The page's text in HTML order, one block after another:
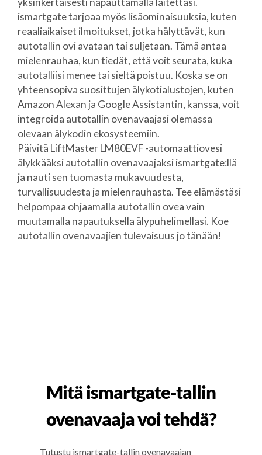
ismartgate tarjoaa myös lisäominaisuuksia, kuten
reaaliaikaiset ilmoitukset, jotka hälyttävät, kun
autotallin ovi avataan tai suljetaan. Tämä antaa
mielenrauhaa, kun tiedät, että voit seurata, kuka
autotalliisi menee tai sieltä poistuu. Koska se on
yhteensopiva suosittujen älykotialustojen, kuten
Amazon Alexan ja Google Assistantin, kanssa, voit
integroida autotallin ovenavaajasi olemassa
olevaan älykodin ekosysteemiin.
Päivitä LiftMaster LM80EVF -automaattiovesi
älykkääksi autotallin ovenavaajaksi ismartgate:llä
ja nauti sen tuomasta mukavuudesta,
turvallisuudesta ja mielenrauhasta. Tee elämästäsi
helpompaa ohjaamalla autotallin ovea vain
muutamalla napautuksella älypuhelimellasi. Koe
autotallin ovenavaajien tulevaisuus jo tänään!
Mitä ismartgate-tallin
ovenavaaja voi tehdä?
Tutustu ismartgate-tallin ovenavaajan